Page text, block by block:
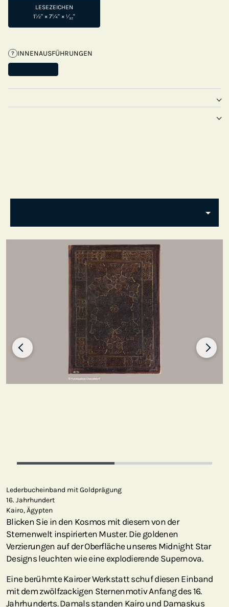
LESEZEICHEN
1½" × 7¼" × ¹⁄₃₂"
? INNENAUSFÜHRUNGEN
Lederbucheinband mit Goldprägung
16. Jahrhundert
Kairo, Ägypten
Blicken Sie in den Kosmos mit diesem von der
Sternenwelt inspirierten Muster. Die goldenen
Verzierungen auf der Oberfläche unseres Midnight Star
Designs leuchten wie eine explodierende Supernova.
Eine berühmte Kairoer Werkstatt schuf diesen Einband
mit dem zwölfzackigen Sternenmotiv Anfang des 16.
Jahrhunderts. Damals standen Kairo und Damaskus